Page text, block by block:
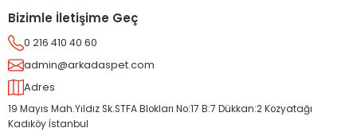
Bizimle İletişime Geç
0 216 410 40 60
admin@arkadaspet.com
Adres
19 Mayıs Mah.Yıldız Sk.STFA Blokları No:17 B:7 Dükkan:2 Kozyatağı
Kadıköy İstanbul